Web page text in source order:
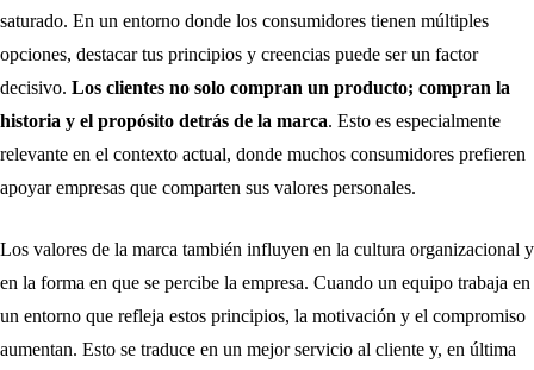
saturado. En un entorno donde los consumidores tienen múltiples
opciones, destacar tus principios y creencias puede ser un factor
decisivo. Los clientes no solo compran un producto; compran la
historia y el propósito detrás de la marca. Esto es especialmente
relevante en el contexto actual, donde muchos consumidores prefieren
apoyar empresas que comparten sus valores personales.
Los valores de la marca también influyen en la cultura organizacional y
en la forma en que se percibe la empresa. Cuando un equipo trabaja en
un entorno que refleja estos principios, la motivación y el compromiso
aumentan. Esto se traduce en un mejor servicio al cliente y, en última